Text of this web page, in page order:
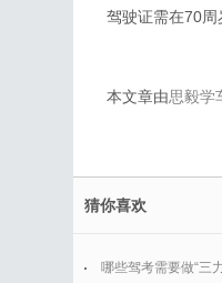
驾驶证需在70周
本文章由思毅学
猜你喜欢
哪些驾考需要做“三